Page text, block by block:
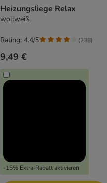
Heizungsliege Relax
wollweiß
9,49 €
-15% Extra-Rabatt aktivieren
Rating: 4.4/5 (238)